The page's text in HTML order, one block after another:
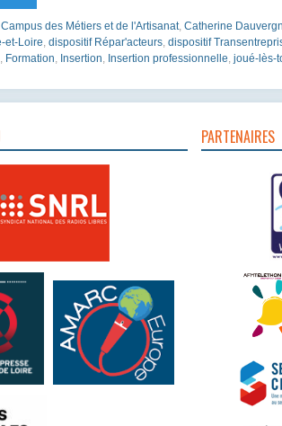
Campus des Métiers et de l'Artisanat, Catherine
et-Loire, dispositif Répar'acteurs, dispositif
, Formation, Insertion, Insertion professionnelle, joué-lès-
PARTENAIRES